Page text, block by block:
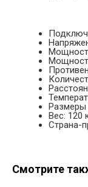
Размеры
Вес: 120
Страна-
Смотрите